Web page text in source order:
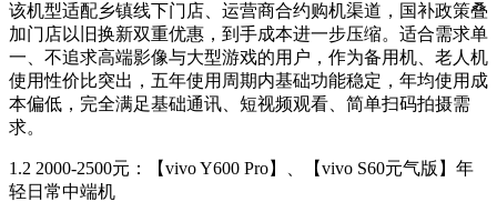
该机型适配乡镇线下门店、运营商合约购机渠道，国补政策叠
加门店以旧换新双重优惠，到手成本进一步压缩。适合需求单
一、不追求高端影像与大型游戏的用户，作为备用机、老人机
使用性价比突出，五年使用周期内基础功能稳定，年均使用成
本偏低，完全满足基础通讯、短视频观看、简单扫码拍摄需
求。
1.2 2000-2500元：【vivo Y600 Pro】、【vivo S60元气版】年
轻日常中端机